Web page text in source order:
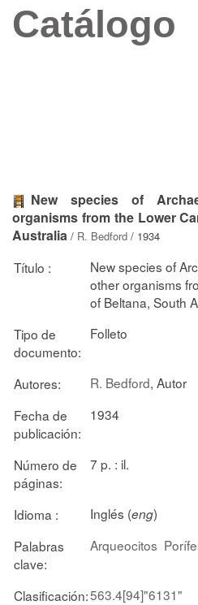
Catálogo
New species of
organisms from the Lower
Australia / R. Bedford / 1934
Título :
New species of
other organisms
of Beltana, South
Tipo de
documento:
Folleto
Autores: R. Bedford, Autor
Fecha de
publicación:
1934
Número de
páginas:
7 p. : il.
Idioma : Inglés (eng)
Palabras
clave:
Arqueocitos
Clasificación:563.4[94]"6131"